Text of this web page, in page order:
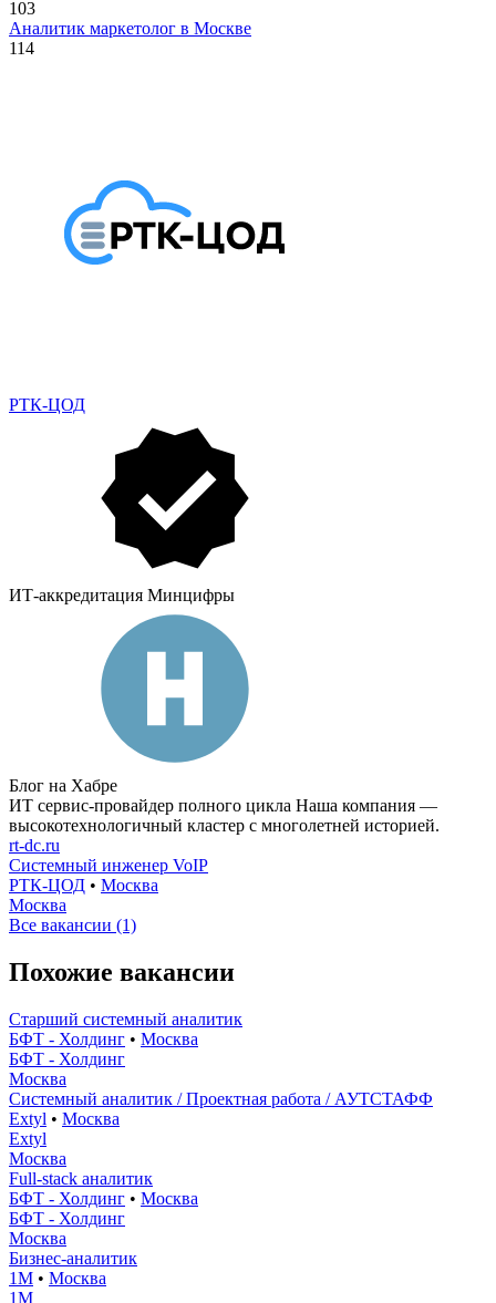
103
Аналитик маркетолог в Москве
114
РТК-ЦОД
ИТ-аккредитация Минцифры
Блог на Хабре
ИТ сервис-провайдер полного цикла Наша компания —
высокотехнологичный кластер с многолетней историей.
rt-dc.ru
Системный инженер VoIP
РТК-ЦОД • Москва
Москва
Все вакансии (1)
Похожие вакансии
Старший системный аналитик
БФТ - Холдинг • Москва
БФТ - Холдинг
Москва
Системный аналитик / Проектная работа / АУТСТАФФ
Extyl • Москва
Extyl
Москва
Full-stack аналитик
БФТ - Холдинг • Москва
БФТ - Холдинг
Москва
Бизнес-аналитик
1М • Москва
1М